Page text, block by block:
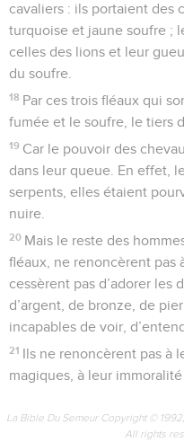
cavaliers : ils portaient des
turquoise et jaune soufre ;
celles des lions et leur
du soufre.
18 Par ces trois fléaux qui
fumée et le soufre, le tiers
19 Car le pouvoir des
dans leur queue. En effet,
serpents, elles étaient
nuire.
20 Mais le reste des
fléaux, ne renoncèrent pas
cessèrent pas d’adorer les
d’argent, de bronze, de
incapables de voir,
21 Ils ne renoncèrent pas à
magiques, à leur
La Bible Du Semeur Copyright ©
All rights